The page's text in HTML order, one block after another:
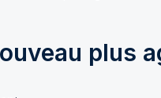
plus